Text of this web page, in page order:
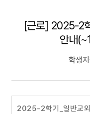
[근로] 2025-2
안내
학생
2025-2학기_일반교